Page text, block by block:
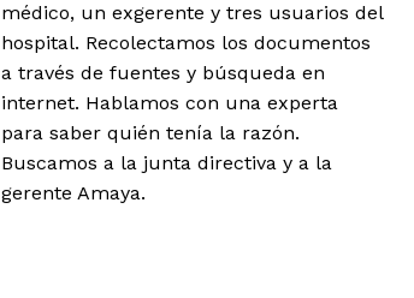
médico, un exgerente y tres usuarios del
hospital. Recolectamos los documentos
a través de fuentes y búsqueda en
internet. Hablamos con una experta
para saber quién tenía la razón.
Buscamos a la junta directiva y a la
gerente Amaya.